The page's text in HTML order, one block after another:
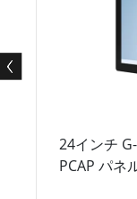
24インチ
PCAP パネ